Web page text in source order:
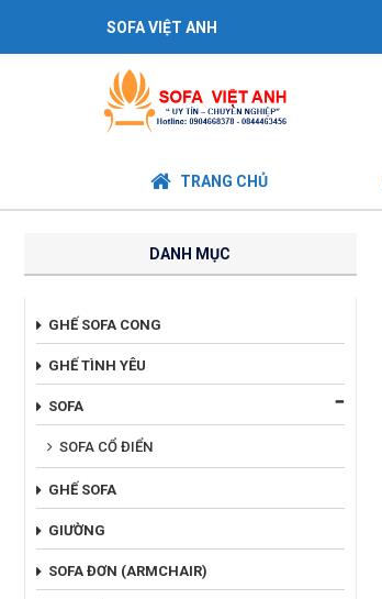
SOFA VIỆT ANH
TRANG CHỦ
DANH MỤC
GHẾ SOFA CONG
GHẾ TÌNH YÊU
SOFA
SOFA CỔ ĐIỂN
GHẾ SOFA
GIƯỜNG
SOFA ĐƠN (ARMCHAIR)